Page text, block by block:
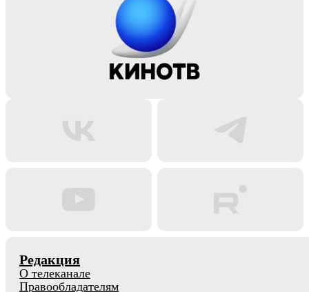
Редакция
О телеканале
Правообладателям